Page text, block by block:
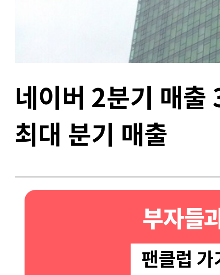
네이버 2분기 매
최대 분기 매출
부자들
팬클럽 가